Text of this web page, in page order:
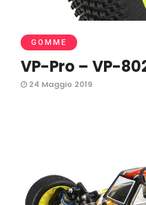
GOMME
VP-Pro – VP-
24 Maggio 2019